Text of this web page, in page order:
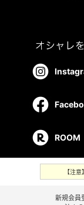
ROOM
【注
新規会員